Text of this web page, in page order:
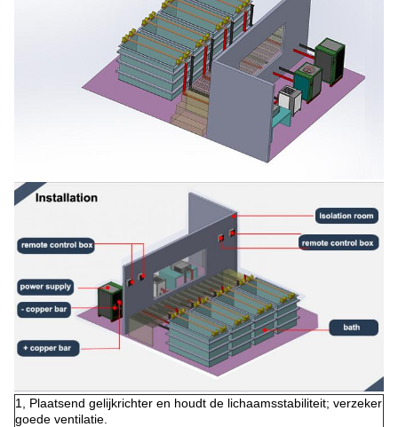
1, Plaatsend gelijkrichter en houdt de lichaamsstabiliteit; verzeker
goede ventilatie.